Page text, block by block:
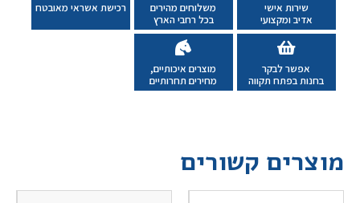
שירות אישי
אדיב ומקצועי
משלוחים מהירים
בכל רחבי הארץ
רכישת אשראי מאובטח
אפשר לבקר
בחנות בפתח תקווה
מוצרים איכותיים,
מחירים תחרותיים
מוצרים קשורים